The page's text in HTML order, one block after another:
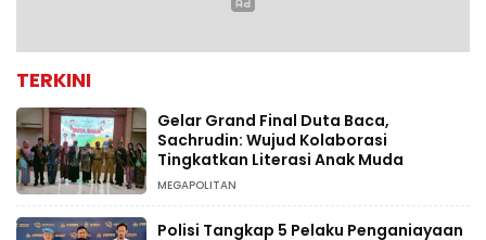
TERKINI
Gelar Grand Final Duta Baca,
Sachrudin: Wujud Kolaborasi
Tingkatkan Literasi Anak Muda
MEGAPOLITAN
Polisi Tangkap 5 Pelaku Penganiayaan